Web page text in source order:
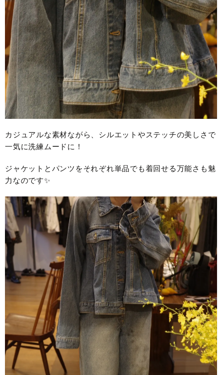
カジュアルな素材ながら、シルエットやステッチの美しさで
一気に洗練ムードに！
ジャケットとパンツをそれぞれ単品でも着回せる万能さも魅
力なのです✨